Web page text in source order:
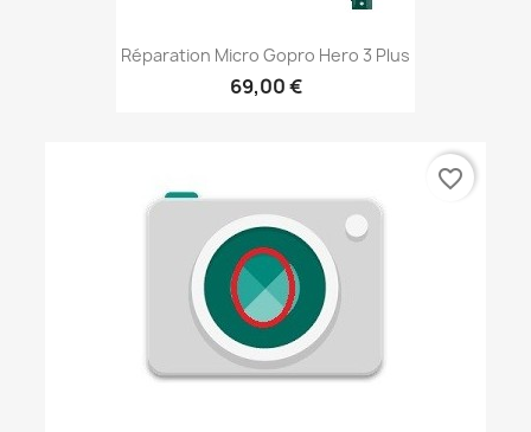
Réparation Micro Gopro Hero 3 Plus
69,00 €
favorite_border